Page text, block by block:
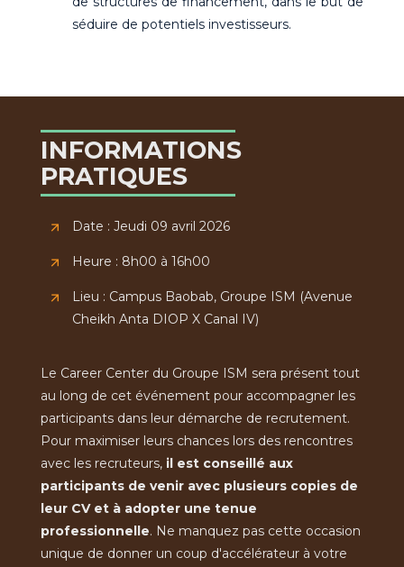
séduire de potentiels investisseurs.
INFORMATIONS
PRATIQUES
Date : Jeudi 09 avril 2026
Heure : 8h00 à 16h00
Lieu : Campus Baobab, Groupe ISM (Avenue
Cheikh Anta DIOP X Canal IV)
Le Career Center du Groupe ISM sera présent tout
au long de cet événement pour accompagner les
participants dans leur démarche de recrutement.
Pour maximiser leurs chances lors des rencontres
avec les recruteurs,il est conseillé aux
participants de venir avec plusieurs copies de
leur CV et à adopter une tenue
professionnelle. Ne manquez pas cette occasion
unique de donner un coup d'accélérateur à votre